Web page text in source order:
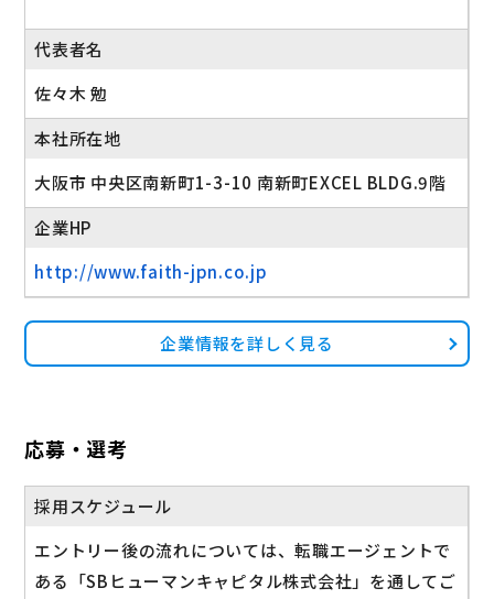
代表者名
佐々木 勉
本社所在地
大阪市 中央区南新町1-3-10 南新町EXCEL BLDG.9階
企業HP
http://www.faith-jpn.co.jp
企業情報を詳しく見る
応募・選考
採用スケジュール
エントリー後の流れについては、転職エージェントで
ある「SBヒューマンキャピタル株式会社」を通してご